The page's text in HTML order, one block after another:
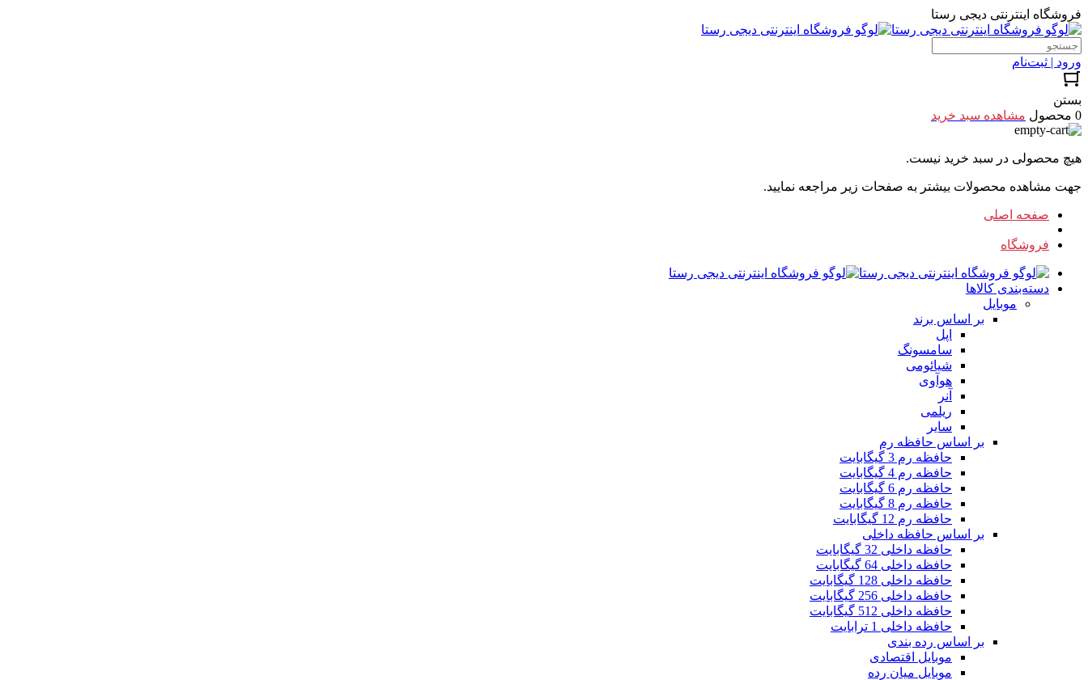
فروشگاه اینترنتی دیجی رستا
ورود | ثبت‌نام
بستن
0 محصول
مشاهده سبد خرید
هیچ محصولی در سبد خرید نیست.
جهت مشاهده محصولات بیشتر به صفحات زیر مراجعه نمایید.
صفحه اصلی
فروشگاه
دسته‌بندی کالاها
موبایل
بر اساس برند
اپل
سامسونگ
شیائومی
هوآوی
آنر
ریلمی
سایر
بر اساس حافظه رم
حافظه رم 3 گیگابایت
حافظه رم 4 گیگابایت
حافظه رم 6 گیگابایت
حافظه رم 8 گیگابایت
حافظه رم 12 گیگابایت
بر اساس حافظه داخلی
حافظه داخلی 32 گیگابایت
حافظه داخلی 64 گیگابایت
حافظه داخلی 128 گیگابایت
حافظه داخلی 256 گیگابایت
حافظه داخلی 512 گیگابایت
حافظه داخلی 1 ترابایت
بر اساس رده بندی
موبایل اقتصادی
موبایل میان رده